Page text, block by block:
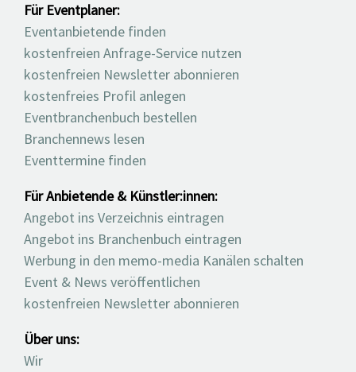
Für Eventplaner:
Eventanbietende finden
kostenfreien Anfrage-Service nutzen
kostenfreien Newsletter abonnieren
kostenfreies Profil anlegen
Eventbranchenbuch bestellen
Branchennews lesen
Eventtermine finden
Für Anbietende & Künstler:innen:
Angebot ins Verzeichnis eintragen
Angebot ins Branchenbuch eintragen
Werbung in den memo-media Kanälen schalten
Event & News veröffentlichen
kostenfreien Newsletter abonnieren
Über uns:
Wir